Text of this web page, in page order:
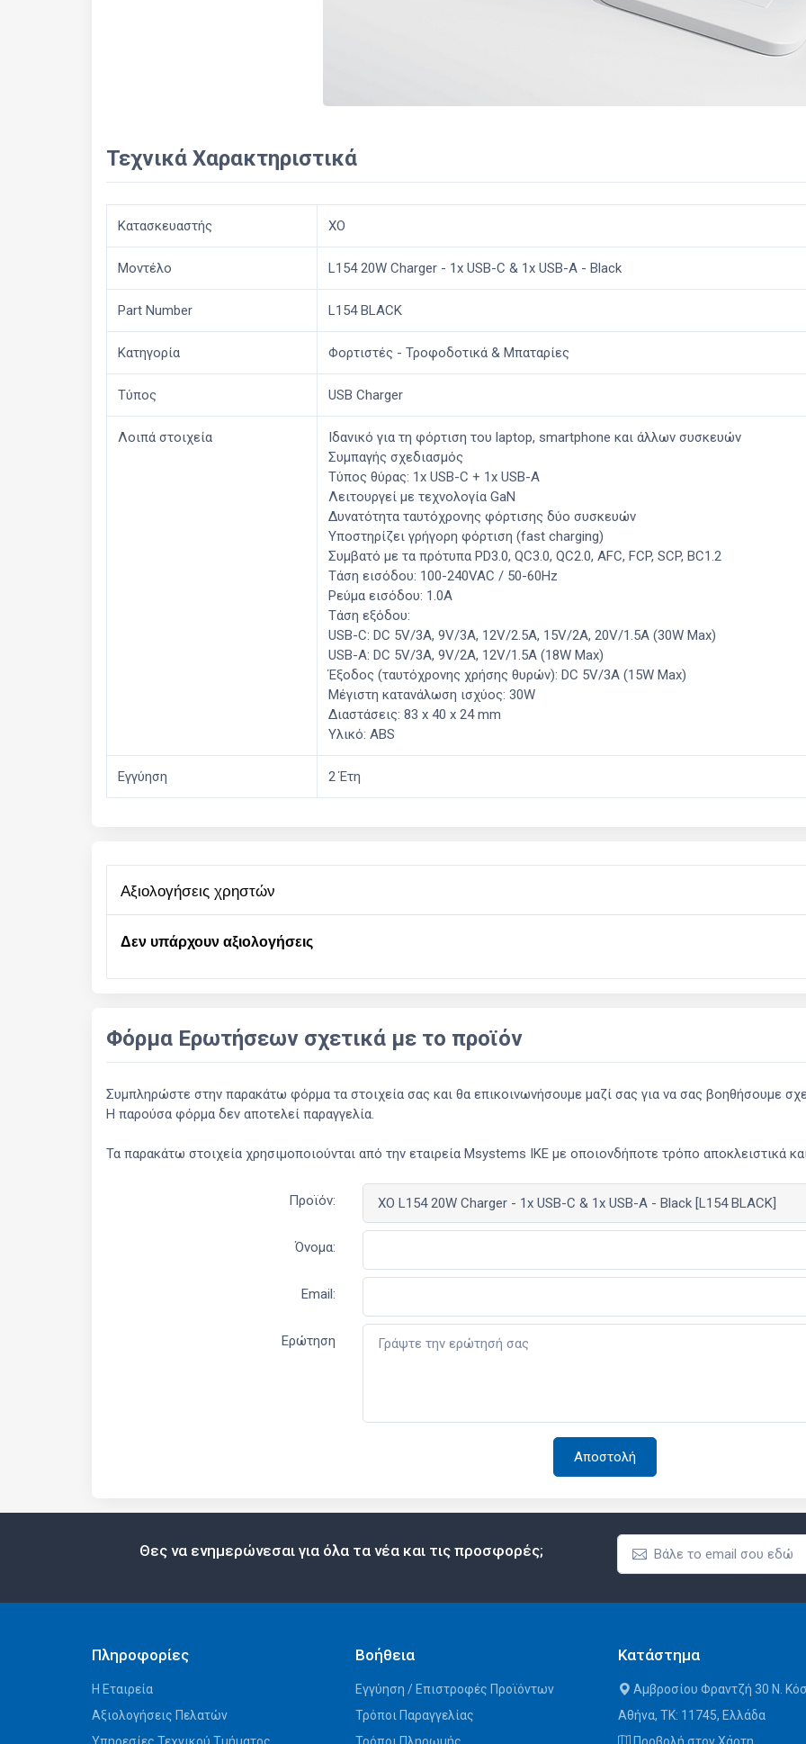
Τεχνικά Χαρακτηριστικά
Κατασκευαστής XO
Μοντέλο L154 20W Charger - 1x USB-C & 1x USB-A - Black
Part Number L154 BLACK
Κατηγορία Φορτιστές - Τροφοδοτικά & Μπαταρίες
Τύπος USB Charger
Λοιπά στοιχεία
Ιδανικό για τη φόρτιση του laptop, smartphone και άλλων συσκευών
Συμπαγής σχεδιασμός
Τύπος θύρας: 1x USB-C + 1x USB-A
Λειτουργεί με τεχνολογία GaN
Δυνατότητα ταυτόχρονης φόρτισης δύο συσκευών
Υποστηρίζει γρήγορη φόρτιση (fast charging)
Συμβατό με τα πρότυπα PD3.0, QC3.0, QC2.0, AFC, FCP, SCP, BC1.2
Τάση εισόδου: 100-240VAC / 50-60Hz
Ρεύμα εισόδου: 1.0A
Τάση εξόδου:
USB-C: DC 5V/3A, 9V/3A, 12V/2.5A, 15V/2A, 20V/1.5A (30W Max)
USB-A: DC 5V/3A, 9V/2A, 12V/1.5A (18W Max)
Έξοδος (ταυτόχρονης χρήσης θυρών): DC 5V/3A (15W Max)
Μέγιστη κατανάλωση ισχύος: 30W
Διαστάσεις: 83 x 40 x 24 mm
Υλικό: ABS
Εγγύηση 2 Έτη
αξιολογήσεις χρηστών
Δεν υπάρχουν αξιολογήσεις
Φόρμα Ερωτήσεων σχετικά με το προϊόν
Συμπληρώστε στην παρακάτω φόρμα τα στοιχεία σας και θα επικοινωνήσουμε μαζί σας για να σας βοηθήσουμε
Η παρούσα φόρμα δεν αποτελεί παραγγελία.
Τα παρακάτω στοιχεία χρησιμοποιούνται από την εταιρεία Msystems ΙΚΕ με οποιονδήποτε τρόπο αποκλειστικά
Προϊόν:
Όνομα:
Email:
Ερώτηση
Θες να ενημερώνεσαι για όλα τα νέα και τις προσφορές;
Πληροφορίες
Η Εταιρεία
Αξιολογήσεις Πελατών
Βοήθεια
Εγγύηση / Επιστροφές Προϊόντων
Τρόποι Παραγγελίας
Κατάστημα
Αμβροσίου Φραντζή 30 Ν.
Αθήνα, ΤΚ: 11745, Ελλάδα